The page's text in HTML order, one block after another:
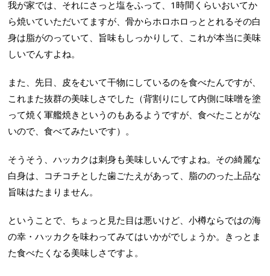
我が家では、それにさっと塩をふって、1時間くらいおいてか
ら焼いていただいてますが、骨からホロホロっととれるその白
身は脂がのっていて、旨味もしっかりして、これが本当に美味
しいでんすよね。
また、先日、皮をむいて干物にしているのを食べたんですが、
これまた抜群の美味しさでした（背割りにして内側に味噌を塗
って焼く軍艦焼きというのもあるようですが、食べたことがな
いので、食べてみたいです）。
そうそう、ハッカクは刺身も美味しいんですよね。その綺麗な
白身は、コチコチとした歯ごたえがあって、脂ののった上品な
旨味はたまりません。
ということで、ちょっと見た目は悪いけど、小樽ならではの海
の幸・ハッカクを味わってみてはいかがでしょうか。きっとま
た食べたくなる美味しさですよ。